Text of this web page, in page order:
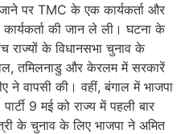
पर TMC के एक कार्यकर्ता और
की जान ले ली। घटना के
राज्यों के विधानसभा चुनाव के
तमिलनाडु और केरलम में सरकारें
वापसी की। वहीं, बंगाल में भाजपा
9 मई को राज्य में पहली बार
के चुनाव के लिए भाजपा ने अमित